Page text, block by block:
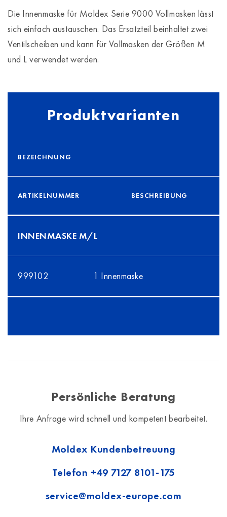
Die Innenmaske für Moldex Serie 9000 Vollmasken lässt
sich einfach austauschen. Das Ersatzteil beinhaltet zwei
Ventilscheiben und kann für Vollmasken der Größen M
und L verwendet werden.
Produktvarianten
BEZEICHNUNG
ARTIKELNUMMER BESCHREIBUNG
INNENMASKE M/L
999102 1 Innenmaske
Persönliche Beratung
Ihre Anfrage wird schnell und kompetent bearbeitet.
Moldex Kundenbetreuung
Telefon +49 7127 8101-175
service@moldex-europe.com